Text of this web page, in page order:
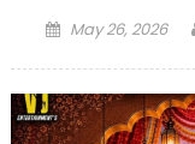
Posted
May 26, 2026